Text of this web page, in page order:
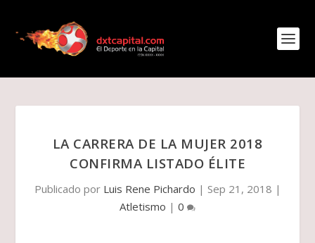
LA CARRERA DE LA MUJER 2018
CONFIRMA LISTADO ÉLITE
Publicado por Luis Rene Pichardo | Sep 21, 2018 |
Atletismo | 0